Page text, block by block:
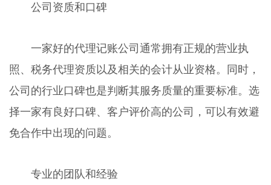
公司资质和口碑
一家好的代理记账公司通常拥有正规的营业执
照、税务代理资质以及相关的会计从业资格。同时，
公司的行业口碑也是判断其服务质量的重要标准。选
择一家有良好口碑、客户评价高的公司，可以有效避
免合作中出现的问题。
专业的团队和经验